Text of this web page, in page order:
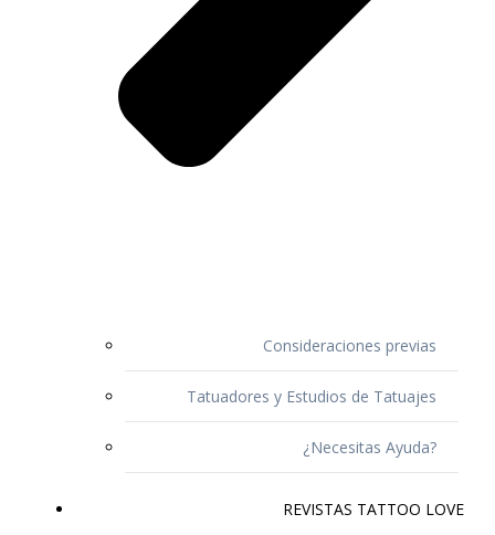
Consideraciones previas
Tatuadores y Estudios de Tatuajes
¿Necesitas Ayuda?
REVISTAS TATTOO LOVE